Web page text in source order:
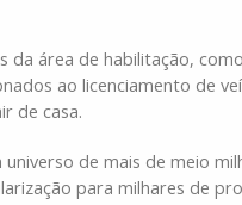
área de habilitação,
ao licenciamento de
de casa.
de mais de meio
para milhares de